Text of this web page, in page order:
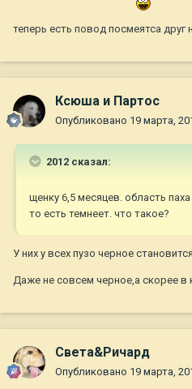
теперь есть повод посмеятса друг
Ксюша и Партос
Опубликовано 19 марта,
2012 сказал:
щенку 6,5 месяцев. область
то есть темнеет. что такое?
У них у всех пузо черное
Даже не совсем черное,а скорее в
Света&Ричард
Опубликовано 19 марта,